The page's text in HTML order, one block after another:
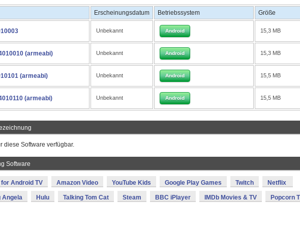
Erscheinungsdatum Betriebssystem Größe
Unbekannt Android 15,3 MB
(armeabi) Unbekannt Android 15,3 MB
(armeabi) Unbekannt Android 15,5 MB
(armeabi) Unbekannt Android 15,5 MB
diese Software verfügbar.
Software
for Android TV Amazon Video YouTube Kids Google Play Games Twitch Netflix
Angela Hulu Talking Tom Cat Steam BBC iPlayer IMDb Movies & TV Popcorn